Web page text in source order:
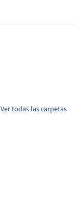
Ver todas las carpetas